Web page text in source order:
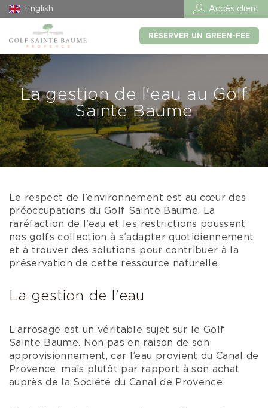
English Accès client
RÉSERVER UN GREEN-FEE
La gestion de l'eau au Golf
Sainte Baume
Le respect de l’environnement est au cœur des
préoccupations du Golf Sainte Baume. La
raréfaction de l’eau et les restrictions poussent
nos golfs collection à s’adapter quotidiennement
et à trouver des solutions pour contribuer à la
préservation de cette ressource naturelle.
La gestion de l'eau
L’arrosage est un véritable sujet sur le Golf
Sainte Baume. Non pas en raison de son
approvisionnement, car l’eau provient du Canal de
Provence, mais plutôt par rapport à son achat
auprès de la Société du Canal de Provence.